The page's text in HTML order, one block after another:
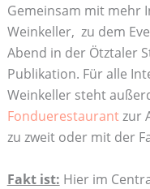
Gemeinsam mit mehr
Weinkeller, zu dem
Abend in der Ötztaler
Publikation. Für alle
Weinkeller steht
Fonduerestaurantzur
zu zweit oder mit der
Fakt ist: Hier im